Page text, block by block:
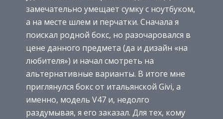
замечательно умещает сумку с ноутбуком,
а на месте шлем и перчатки. Сначала я
поискал родной бокс, но разочаровался в
цене данного предмета (да и дизайн «на
любителя») и начал смотреть на
альтернативные варианты. В итоге мне
приглянулся бокс от итальянской Givi, а
именно, модель V47 и, недолго
раздумывая, я его заказал. Для тех, кому